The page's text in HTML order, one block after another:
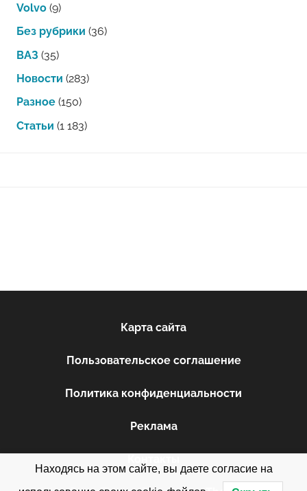
Volvo (9)
Без рубрики (36)
ВАЗ (35)
Новости (283)
Разное (150)
Статьи (1 183)
Карта сайта
Пользовательское соглашение
Политика конфиденциальности
Реклама
Находясь на этом сайте, вы даете согласие на